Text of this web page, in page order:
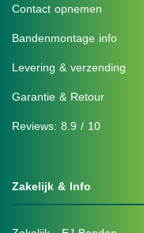
Contact opnemen
Bandenmontage info
Levering & verzending
Garantie & Retour
Reviews: 8.9 / 10
Zakelijk & Info